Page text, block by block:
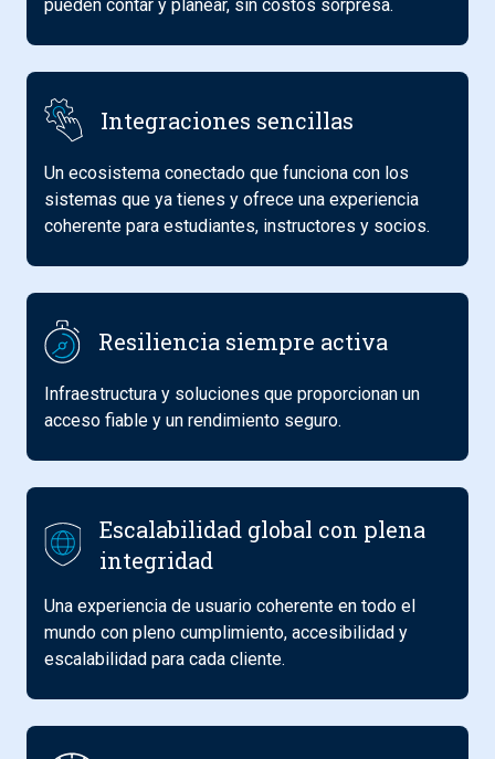
pueden contar y planear, sin costos sorpresa.
Integraciones sencillas
Un ecosistema conectado que funciona con los
sistemas que ya tienes y ofrece una experiencia
coherente para estudiantes, instructores y socios.
Resiliencia siempre activa
Infraestructura y soluciones que proporcionan un
acceso fiable y un rendimiento seguro.
Escalabilidad global con plena
integridad
Una experiencia de usuario coherente en todo el
mundo con pleno cumplimiento, accesibilidad y
escalabilidad para cada cliente.